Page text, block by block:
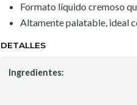
Formato líquido cremoso
Altamente palatable, ideal
DETALLES
Ingredientes: